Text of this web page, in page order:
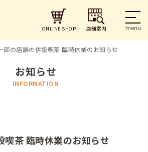
ONLINE SHOP 店舗案内
部の店舗の併設喫茶 臨時休業のお知らせ
お知らせ
INFORMATION
喫茶 臨時休業のお知らせ